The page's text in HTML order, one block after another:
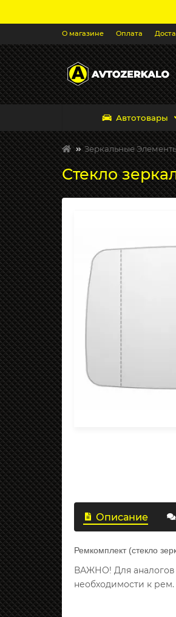
О магазине Оплата
Автотовары
Зеркальные
Стекло
Описание
Ремкомплект (стекло
ВАЖНО! Для аналогов
необходимости к